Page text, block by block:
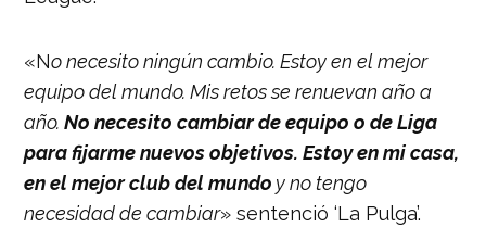
«No necesito ningún cambio. Estoy en el mejor
equipo del mundo. Mis retos se renuevan año a
año.No necesito cambiar de equipo o de Liga
para fijarme nuevos objetivos. Estoy en mi casa,
en el mejor club del mundo y no tengo
necesidad de cambiar» sentenció ‘La Pulga’.